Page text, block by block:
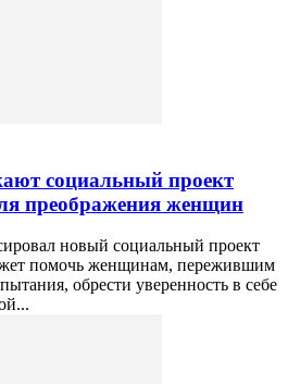
социальный проект
преображения женщин
новый социальный проект
помочь женщинам, пережившим
обрести уверенность в себе